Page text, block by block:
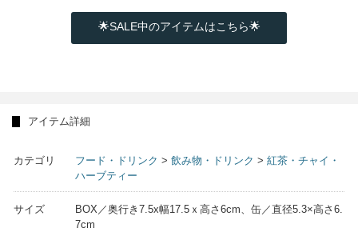
🌟SALE中のアイテムはこちら🌟
アイテム詳細
カテゴリ フード・ドリンク > 飲み物・ドリンク > 紅茶・チャイ・
ハーブティー
サイズ
BOX／奥行き7.5x幅17.5ｘ高さ6cm、缶／直径5.3×高さ6.
7cm